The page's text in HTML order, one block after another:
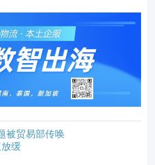
被贸易部传唤
缓